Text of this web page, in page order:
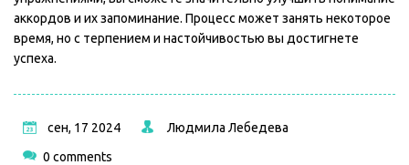
аккордов и их запоминание. Процесс может занять некоторое
время, но с терпением и настойчивостью вы достигнете
успеха.
сен, 17 2024 Людмила Лебедева
0 comments